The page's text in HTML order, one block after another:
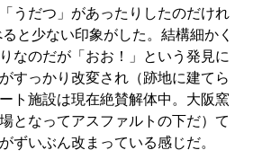
うだつ」があったりしたのだけれ
と少ない印象がした。結構細かく
なのだが「おお！」という発見に
すっかり改変され（跡地に建てら
ト施設は現在絶賛解体中。大阪窯
となってアスファルトの下だ）て
ずいぶん改まっている感じだ。